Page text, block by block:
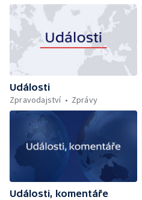
Události
Zpravodajství
Zprávy
Události, komentáře